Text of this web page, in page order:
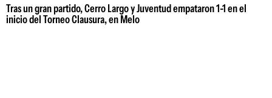
Tras un gran partido, Cerro Largo y Juventud empataron 1-1 en el
inicio del Torneo Clausura, en Melo